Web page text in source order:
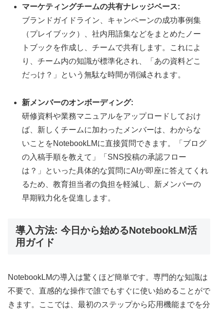
マーケティングチームの共有ナレッジベース:
ブランドガイドライン、キャンペーンの成功事例集
（プレイブック）、社内用語集などをまとめたノー
トブックを作成し、チームで共有します。これによ
り、チーム内の知識が標準化され、「あの資料どこ
だっけ？」という無駄な時間が削減されます。
新メンバーのオンボーディング:
研修資料や業務マニュアルをアップロードしておけ
ば、新しくチームに加わったメンバーは、わからな
いことをNotebookLMに直接質問できます。「ブログ
の入稿手順を教えて」「SNS投稿の承認フロー
は？」といった具体的な質問にAIが即座に答えてくれ
るため、教育担当者の負担を軽減し、新メンバーの
早期戦力化を促進します。
導入方法: 今日から始めるNotebookLM活
用ガイド
NotebookLMの導入は驚くほど簡単です。専門的な知識は
不要で、直感的な操作で誰でもすぐに使い始めることがで
きます。ここでは、最初のステップから応用機能までを分